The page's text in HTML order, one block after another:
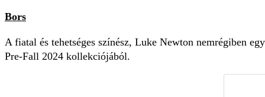
Bors
A fiatal és tehetséges színész, Luke Newton nemrégiben
Pre-Fall 2024 kollekciójából.